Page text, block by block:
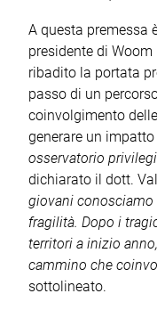
A questa premessa
presidente di
ribadito la portata
passo di un
coinvolgimento
generare un
osservatorio
dichiarato il dott.
giovani
fragilità. Dopo i
territori a inizio
cammino che
sottolineato.